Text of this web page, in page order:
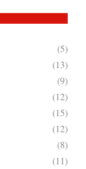
(5)
(13)
(9)
(12)
(15)
(12)
(8)
(11)